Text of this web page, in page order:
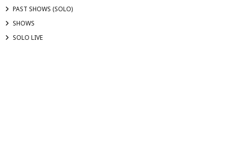
PAST SHOWS (SOLO)
SHOWS
SOLO LIVE